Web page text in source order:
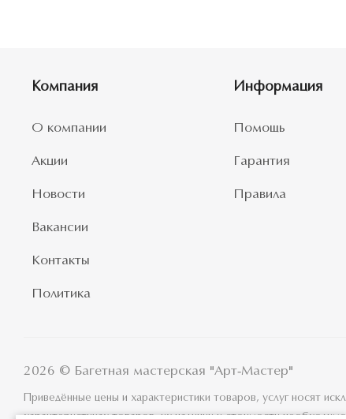
Компания
О компании
Акции
Новости
Вакансии
Контакты
Политика
Информация
Помощь
Гарантия
Правила
2026 © Багетная мастерская "Арт-Мастер"
Приведённые цены и характеристики товаров, услуг носят